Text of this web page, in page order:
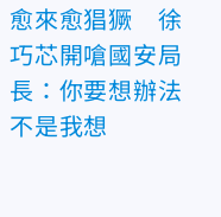
愈來愈猖獗 徐
巧芯開嗆國安局
長：你要想辦法
不是我想